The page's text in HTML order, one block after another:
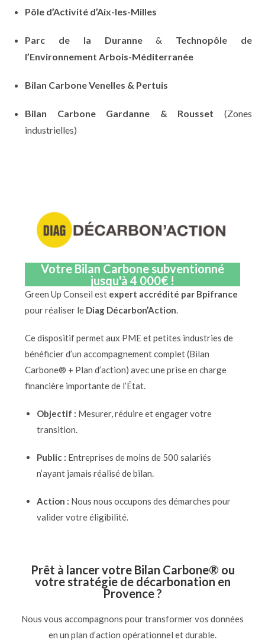
Pôle d’Activité d’Aix-les-Milles
Parc de la Duranne& Technopôle de
l’Environnement Arbois-Méditerranée
Bilan Carbone Venelles & Pertuis
Bilan Carbone Gardanne & Rousset (Zones
industrielles)
Votre Bilan Carbone subventionné
jusqu'à 4 000€ !
Green Up Conseil est expert accrédité par Bpifrance
pour réaliser le Diag Décarbon’Action.
Ce dispositif permet aux PME et petites industries de
bénéficier d’un accompagnement complet (Bilan
Carbone® + Plan d’action) avec une prise en charge
financière importante de l’État.
Objectif : Mesurer, réduire et engager votre
transition.
Public : Entreprises de moins de 500 salariés
n’ayant jamais réalisé de bilan.
Action : Nous nous occupons des démarches pour
valider votre éligibilité.
Prêt à lancer votre Bilan Carbone® ou
votre stratégie de décarbonation en
Provence ?
Nous vous accompagnons pour transformer vos données
en un plan d’action opérationnel et durable.